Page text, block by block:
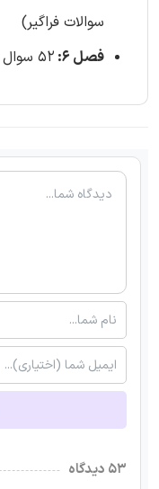
سوالات فراگیر)
فصل 6:
52 سوال فناوری اطلاعات (اصل سوالات فراگیر)
۵۳ دیدگاه